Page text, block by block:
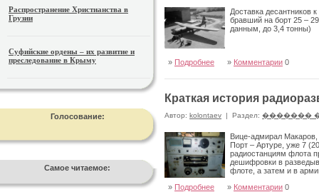
Распространение Христианства в
Грузии
Суфийские ордены – их развитие и
преследование в Крыму
Голосование:
Самое читаемое:
Доставка десантников
бравший на борт 25 –
данным, до 3,4 тонны)
» Подробнее » Комментарии 0
Краткая история
Автор: kolontaev | Раздел: �������
Вице-адмирал Макаров,
Порт – Артуре, уже 7
радиостанциям флота
дешифровки в
флоте, а затем и в
» Подробнее » Комментарии 0